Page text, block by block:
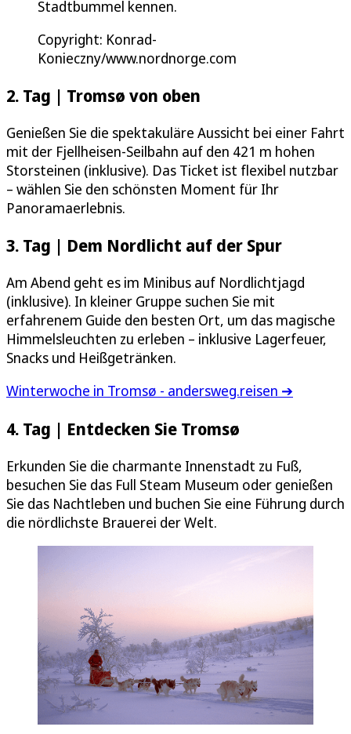
Stadtbummel kennen.
Copyright: Konrad-
Konieczny/www.nordnorge.com
2. Tag | Tromsø von oben
Genießen Sie die spektakuläre Aussicht bei einer Fahrt
mit der Fjellheisen-Seilbahn auf den 421 m hohen
Storsteinen (inklusive). Das Ticket ist flexibel nutzbar
– wählen Sie den schönsten Moment für Ihr
Panoramaerlebnis.
3. Tag | Dem Nordlicht auf der Spur
Am Abend geht es im Minibus auf Nordlichtjagd
(inklusive). In kleiner Gruppe suchen Sie mit
erfahrenem Guide den besten Ort, um das magische
Himmelsleuchten zu erleben – inklusive Lagerfeuer,
Snacks und Heißgetränken.
Winterwoche in Tromsø - andersweg.reisen ➔
4. Tag | Entdecken Sie Tromsø
Erkunden Sie die charmante Innenstadt zu Fuß,
besuchen Sie das Full Steam Museum oder genießen
Sie das Nachtleben und buchen Sie eine Führung durch
die nördlichste Brauerei der Welt.